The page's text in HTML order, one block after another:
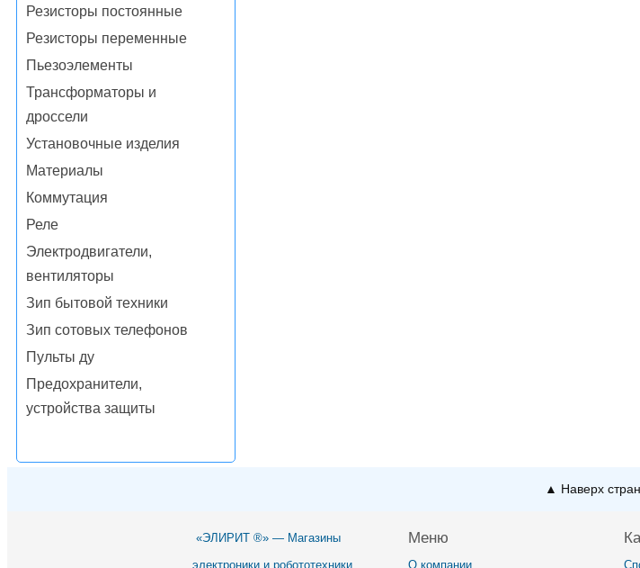
Резисторы постоянные
Резисторы переменные
Пьезоэлементы
Трансформаторы и
дроссели
Установочные изделия
Материалы
Коммутация
Реле
Электродвигатели,
вентиляторы
Зип бытовой техники
Зип сотовых телефонов
Пульты ду
Предохранители,
устройства защиты
▲ Наверх
«ЭЛИРИТ ®» — Магазины
электроники и робототехники
Меню
О компании